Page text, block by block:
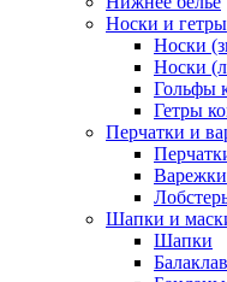
Носки и гетры
Носки
Носки
Гольфы
Гетры
Перчатки и
Варежки
Шапки и
Шапки